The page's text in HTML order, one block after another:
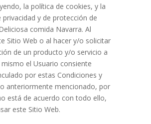
la política de cookies, y la
privacidad y de protección de
comida Navarra. Al
Sitio Web o al hacer y/o solicitar
de un producto y/o servicio a
el Usuario consiente
por estas Condiciones y
anteriormente mencionado, por
está de acuerdo con todo ello,
este Sitio Web.